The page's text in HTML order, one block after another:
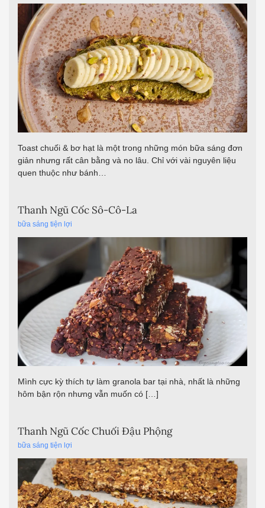
Toast chuối & bơ hạt là một trong những món bữa sáng đơn
giản nhưng rất cân bằng và no lâu. Chỉ với vài nguyên liệu
quen thuộc như bánh…
Thanh Ngũ Cốc Sô-Cô-La
bữa sáng tiện lợi
Mình cực kỳ thích tự làm granola bar tại nhà, nhất là những
hôm bận rộn nhưng vẫn muốn có […]
Thanh Ngũ Cốc Chuối Đậu Phộng
bữa sáng tiện lợi